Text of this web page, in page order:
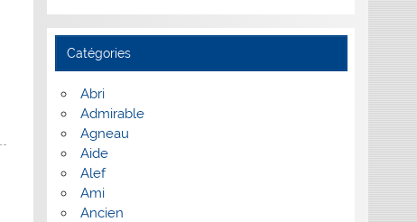
Catégories
Abri
Admirable
Agneau
Aide
Alef
Ami
Ancien